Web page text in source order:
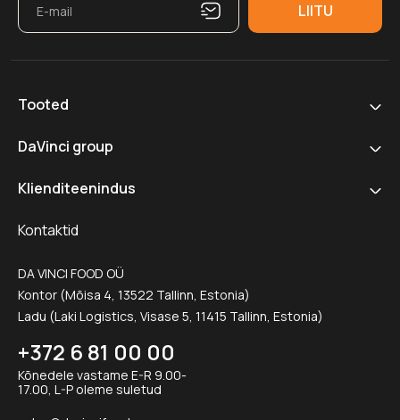
Tooted
DaVinci group
Klienditeenindus
Kontaktid
DA VINCI FOOD OÜ
Kontor (Mõisa 4, 13522 Tallinn, Estonia)
Ladu (Laki Logistics, Visase 5, 11415 Tallinn, Estonia)
+372 6 81 00 00
Kõnedele vastame E-R 9.00-
17.00, L-P oleme suletud